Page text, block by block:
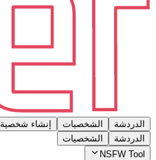
الدردشة الشخصيات إنشاء شخصية
الدردشة
الشخصيات
NSFW Tool